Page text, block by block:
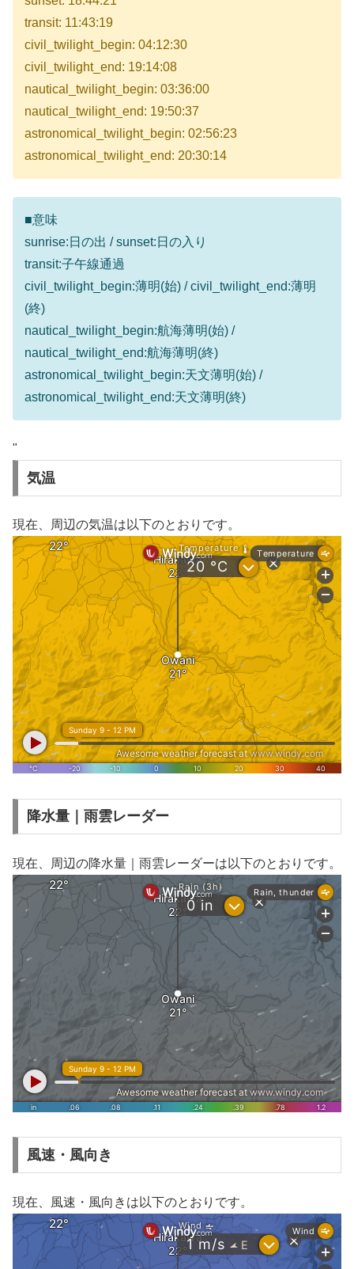
transit: 11:43:19
civil_twilight_begin: 04:12:30
civil_twilight_end: 19:14:08
nautical_twilight_begin: 03:36:00
nautical_twilight_end: 19:50:37
astronomical_twilight_begin: 02:56:23
astronomical_twilight_end: 20:30:14
■意味
sunrise:日の出 / sunset:日の入り
transit:子午線通過
civil_twilight_begin:薄明(始) / civil_twilight_end:薄明
(終)
nautical_twilight_begin:航海薄明(始) /
nautical_twilight_end:航海薄明(終)
astronomical_twilight_begin:天文薄明(始) /
astronomical_twilight_end:天文薄明(終)
"
気温
現在、周辺の気温は以下のとおりです。
降水量｜雨雲レーダー
現在、周辺の降水量｜雨雲レーダーは以下のとおりです。
風速・風向き
現在、風速・風向きは以下のとおりです。